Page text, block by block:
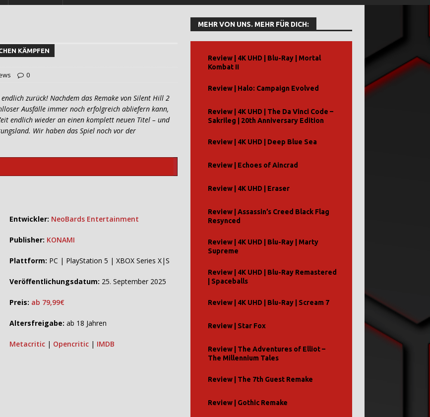
KÄMPFEN
0
zurück! Nachdem das Remake von Silent Hill 2
Ausfälle immer noch erfolgreich abliefern kann,
endlich wieder an einen komplett neuen Titel – und
Wir haben das Spiel noch vor der
Entwickler: NeoBards Entertainment
Publisher: KONAMI
Plattform: PC | PlayStation 5 | XBOX Series X|S
Veröffentlichungsdatum: 25. September 2025
Preis: ab 79,99€
Altersfreigabe: ab 18 Jahren
Metacritic | Opencritic | IMDB
MEHR VON UNS. MEHR FÜR DICH:
Review | 4K UHD | Blu-Ray | Mortal
Kombat II
Review | Halo: Campaign Evolved
Review | 4K UHD | The Da Vinci Code –
Sakrileg | 20th Anniversary Edition
Review | 4K UHD | Deep Blue Sea
Review | Echoes of Aincrad
Review | 4K UHD | Eraser
Review | Assassin’s Creed Black Flag
Resynced
Review | 4K UHD | Blu-Ray | Marty
Supreme
Review | 4K UHD | Blu-Ray Remastered
| Spaceballs
Review | 4K UHD | Blu-Ray | Scream 7
Review | Star Fox
Review | The Adventures of Elliot –
The Millennium Tales
Review | The 7th Guest Remake
Review | Gothic Remake